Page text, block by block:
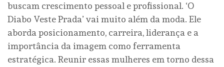
buscam crescimento pessoal e profissional. ‘O
Diabo Veste Prada’ vai muito além da moda. Ele
aborda posicionamento, carreira, liderança e a
importância da imagem como ferramenta
estratégica. Reunir essas mulheres em torno dessa